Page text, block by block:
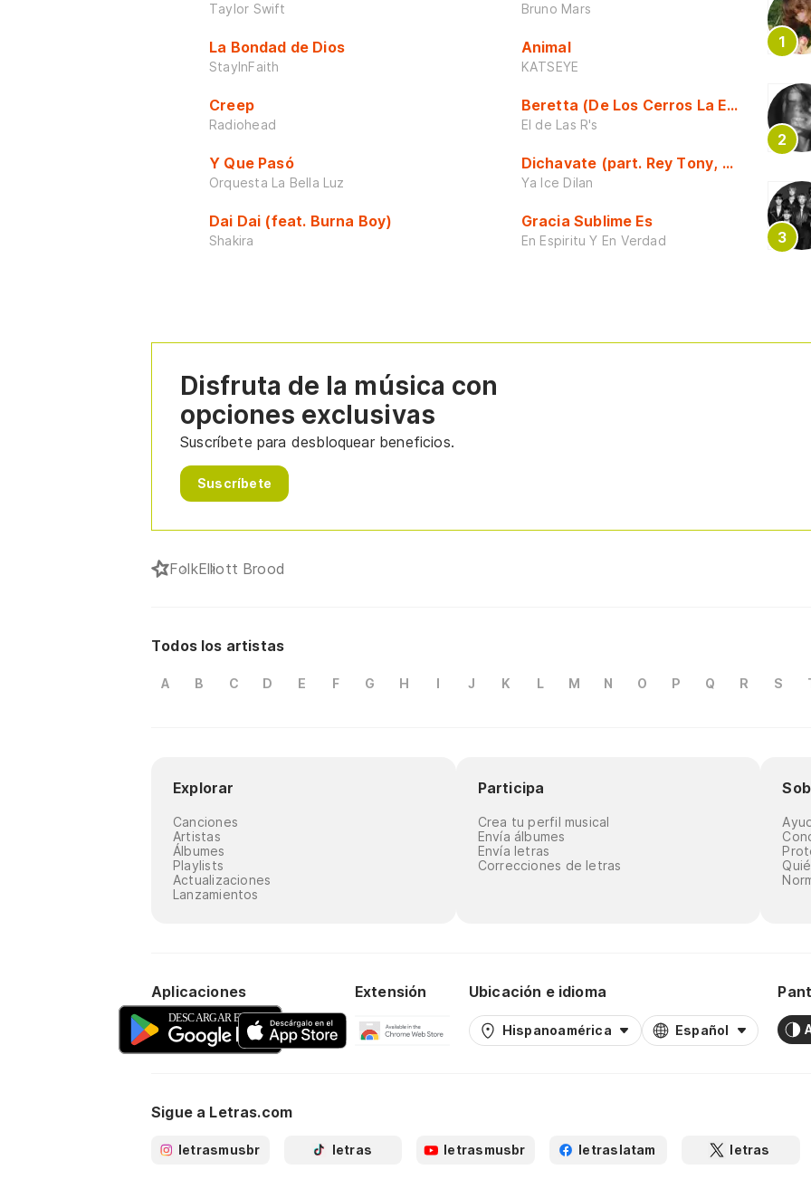
Taylor Swift
La Bondad de Dios
StayInFaith
Creep
Radiohead
Y Que Pasó
Orquesta La Bella Luz
Dai Dai (feat. Burna Boy)
Shakira
Bruno Mars
Animal
KATSEYE
Beretta (De Los Cerros La Escuela)
El de Las R's
Dichavate (part. Rey Tony, Dj Honda y
Ya Ice Dilan
Gracia Sublime Es
En Espiritu Y En Verdad
Disfruta de la música con
opciones exclusivas
Suscríbete para desbloquear beneficios.
Suscríbete
FolkElliott Brood
Todos los artistas
A B C D E F G H I J K L M N O P Q R S
Explorar
Canciones
Artistas
Álbumes
Playlists
Actualizaciones
Lanzamientos
Participa
Crea tu perfil musical
Envía álbumes
Envía letras
Correcciones de letras
Aplicaciones Extensión Ubicación e idioma
Hispanoamérica Español
Sigue a Letras.com
letrasmusbr letras letrasmusbr letraslatam letras